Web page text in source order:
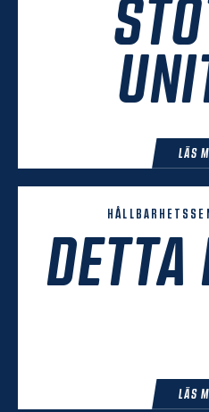
LÄS
DETTA
LÄS